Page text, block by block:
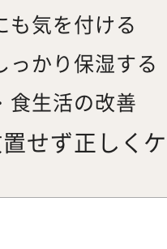
も気を付ける
っかり保湿する
食生活の改善
せず正しく